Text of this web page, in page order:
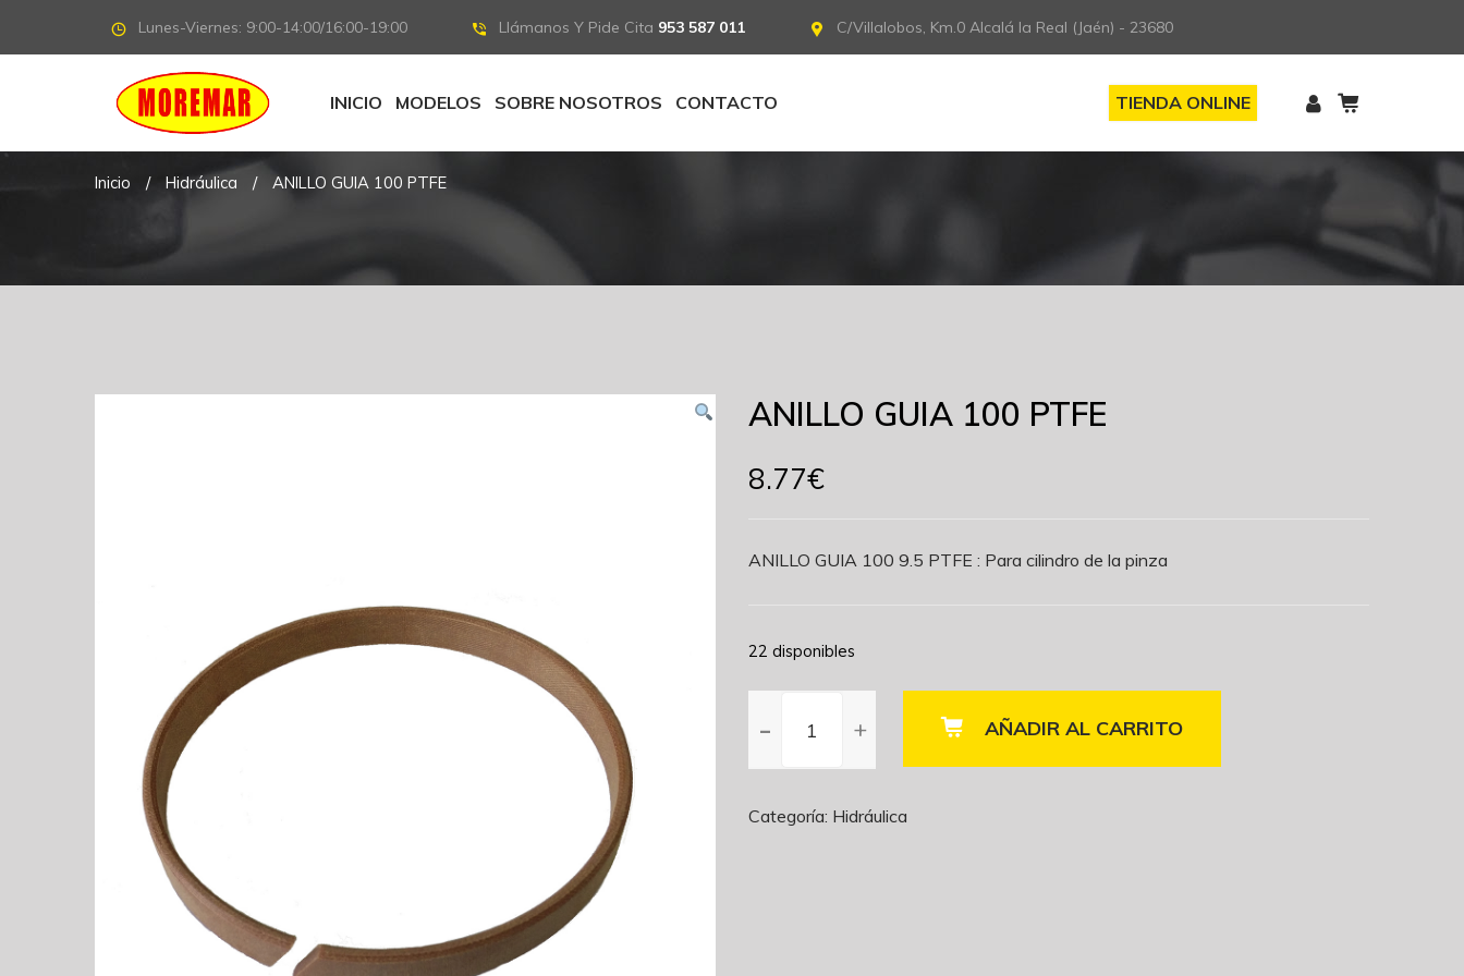
Lunes-Viernes: 9:00-14:00/16:00-19:00 Llámanos Y Pide Cita 953 587 011 C/Villalobos, Km.0 Alcalá la Real (Jaén) - 23680
INICIO MODELOS SOBRE NOSOTROS CONTACTO TIENDA ONLINE
Inicio / Hidráulica / ANILLO GUIA 100 PTFE
ANILLO GUIA 100 PTFE
8.77€
ANILLO GUIA 100 9.5 PTFE : Para cilindro de la pinza
22 disponibles
GUIA
cantidad
AÑADIR AL CARRITO
Categoría: Hidráulica